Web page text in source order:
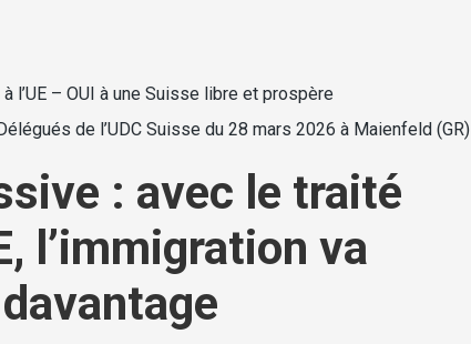
à l’UE – OUI à une Suisse libre et prospère
de l’UDC Suisse du 28 mars 2026 à Maienfeld (GR)
: avec le traité
l’immigration va